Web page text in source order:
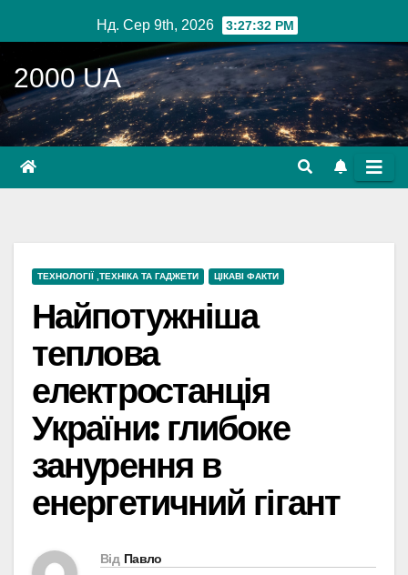
до
вмісту
Нд. Сер 9th, 2026 3:27:33 PM
2000 UA
ТЕХНОЛОГІЇ ,ТЕХНІКА ТА ГАДЖЕТИ ЦІКАВІ ФАКТИ
Найпотужніша
теплова
електростанція
України: глибоке
занурення в
енергетичний гігант
Від Павло